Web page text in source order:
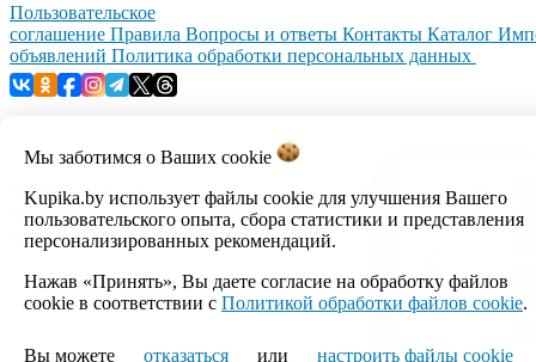
Мы заботимся о Ваших cookie
Kupika.by использует файлы cookie для улучшения Вашего
пользовательского опыта, сбора статистики и представления
персонализированных рекомендаций.
Нажав «Принять», Вы даете согласие на обработку файлов
cookie в соответствии с Политикой обработки файлов cookie.
Вы можете отказаться или настроить файлы cookie
Пользовательское
соглашение Правила Вопросы и ответы Контакты Каталог
объявлений Политика обработки персональных данных
© 1999–2026, ООО «Открытый контакт». УНП 100008738.
Республика Беларусь, г.Минск, ул.Кальварийская, 17-518.
Время работы с 09:00 до 18:00.
Настройка cookie